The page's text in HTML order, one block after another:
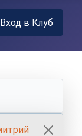
Вход в Клуб